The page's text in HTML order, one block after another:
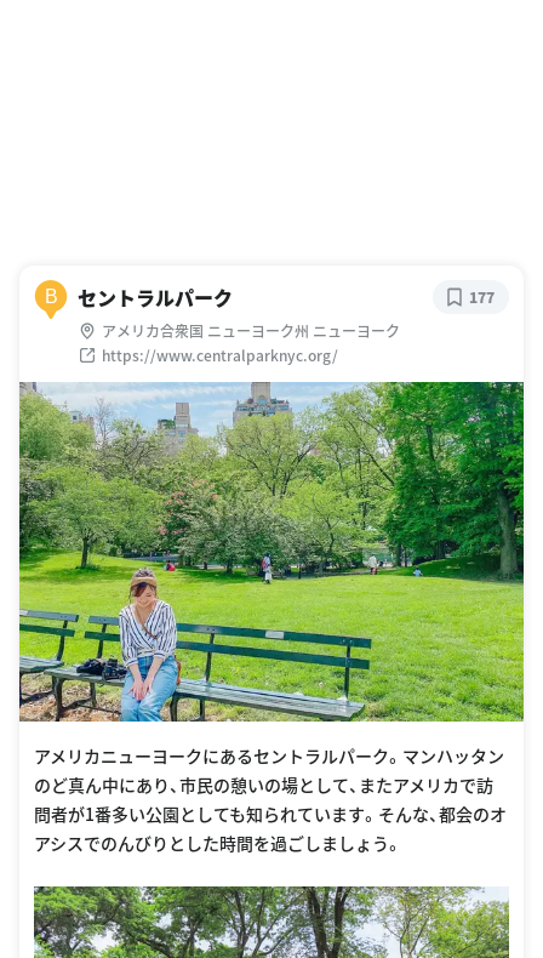
B セントラルパーク
アメリカ合衆国 ニューヨーク州 ニューヨーク
https://www.centralparknyc.org/
177
アメリカニューヨークにあるセントラルパーク。マンハッタン
のど真ん中にあり、市民の憩いの場として、またアメリカで訪
問者が1番多い公園としても知られています。そんな、都会のオ
アシスでのんびりとした時間を過ごしましょう。